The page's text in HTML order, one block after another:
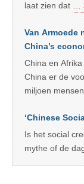
laat zien dat
…
Van Armoede
China’s
China en
China er de
miljoen
‘Chinese
Is het social
mythe of de